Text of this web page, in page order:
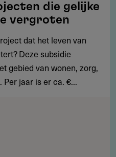
die gelijke
vergroten
dat het leven van
Deze subsidie
gebied van wonen, zorg,
jaar is er ca. €...